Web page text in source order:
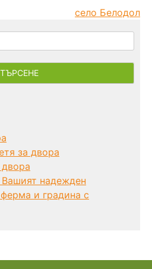
село Белодол
за двора
надежден
и градина с